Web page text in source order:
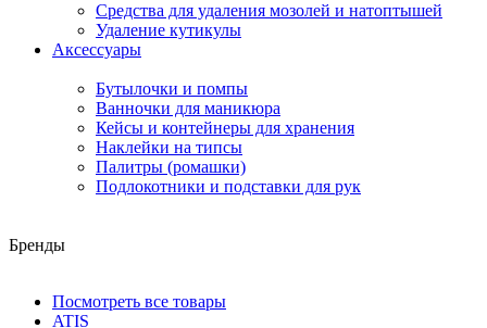
Средства для удаления мозолей и натоптышей
Удаление кутикулы
Аксессуары
Бутылочки и помпы
Ванночки для маникюра
Кейсы и контейнеры для хранения
Наклейки на типсы
Палитры (ромашки)
Подлокотники и подставки для рук
Бренды
Посмотреть все товары
ATIS